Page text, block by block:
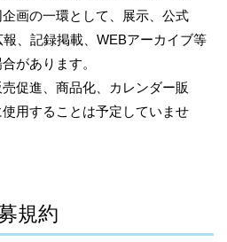
画の一環として、展示、公式
、記録掲載、WEBアーカイブ等
があります。
促進、商品化、カレンダー販
用することは予定していませ
規約